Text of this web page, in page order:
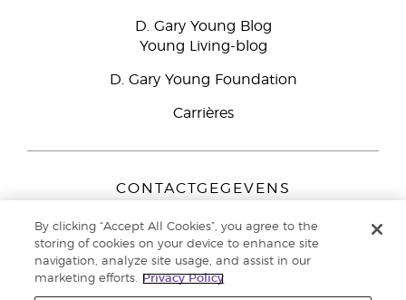
D. Gary Young Blog
Young Living-blog
D. Gary Young Foundation
Carrières
CONTACTGEGEVENS
Peizerweg 97
9727 AJ Groningen
Nederland
By clicking “Accept All Cookies”, you agree to the
storing of cookies on your device to enhance site
navigation, analyze site usage, and assist in our
marketing efforts.
Privacy Policy